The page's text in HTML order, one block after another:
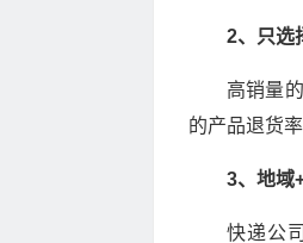
2、只选
高销量
的产品退货
3、地域
快递公